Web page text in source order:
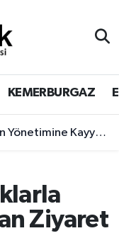
KEMERBURGAZ
Kayyum Atandı
Ziyaret